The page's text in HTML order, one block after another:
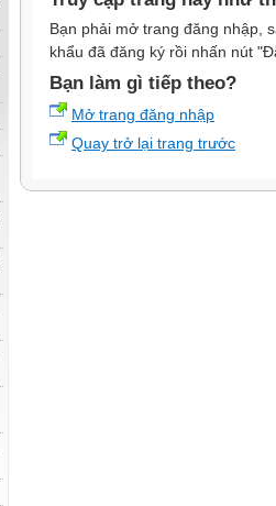
Bạn phải mở trang đăng nhập,
khẩu đã đăng ký rồi nhấn nút
Bạn làm gì tiếp theo?
Mở trang đăng nhập
Quay trở lại trang trước